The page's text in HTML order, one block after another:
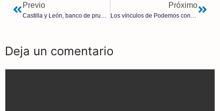
Previo Próximo
Deja un comentario